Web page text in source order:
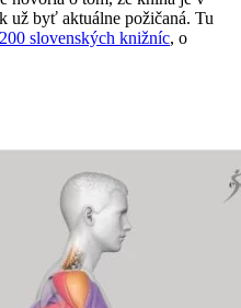
už byť aktuálne požičaná. Tu
slovenských knižníc, o